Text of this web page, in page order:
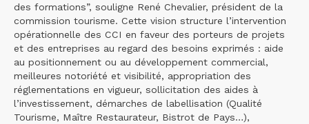
des formations”, souligne René Chevalier, président de la
commission tourisme. Cette vision structure l’intervention
opérationnelle des CCI en faveur des porteurs de projets
et des entreprises au regard des besoins exprimés : aide
au positionnement ou au développement commercial,
meilleures notoriété et visibilité, appropriation des
réglementations en vigueur, sollicitation des aides à
l’investissement, démarches de labellisation (Qualité
Tourisme, Maître Restaurateur, Bistrot de Pays…),